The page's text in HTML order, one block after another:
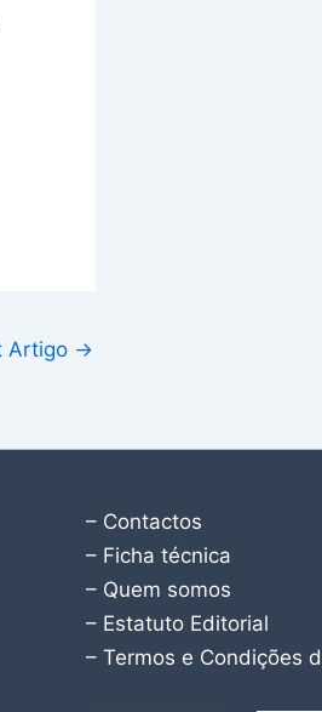
Artigo →
– Contactos
– Ficha técnica
– Quem somos
– Estatuto Editorial
– Termos e Condições